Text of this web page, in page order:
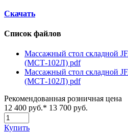
Скачать
Список файлов
Массажный стол складной
(МСТ-102Л) pdf
Массажный стол складной
(МСТ-102Л) pdf
Рекомендованная розничная цена
12 400 руб.* 13 700 руб.
Купить